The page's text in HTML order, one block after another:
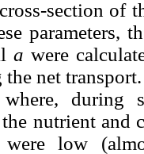
section of
parameters,
a were
net
during
nutrient and
were low